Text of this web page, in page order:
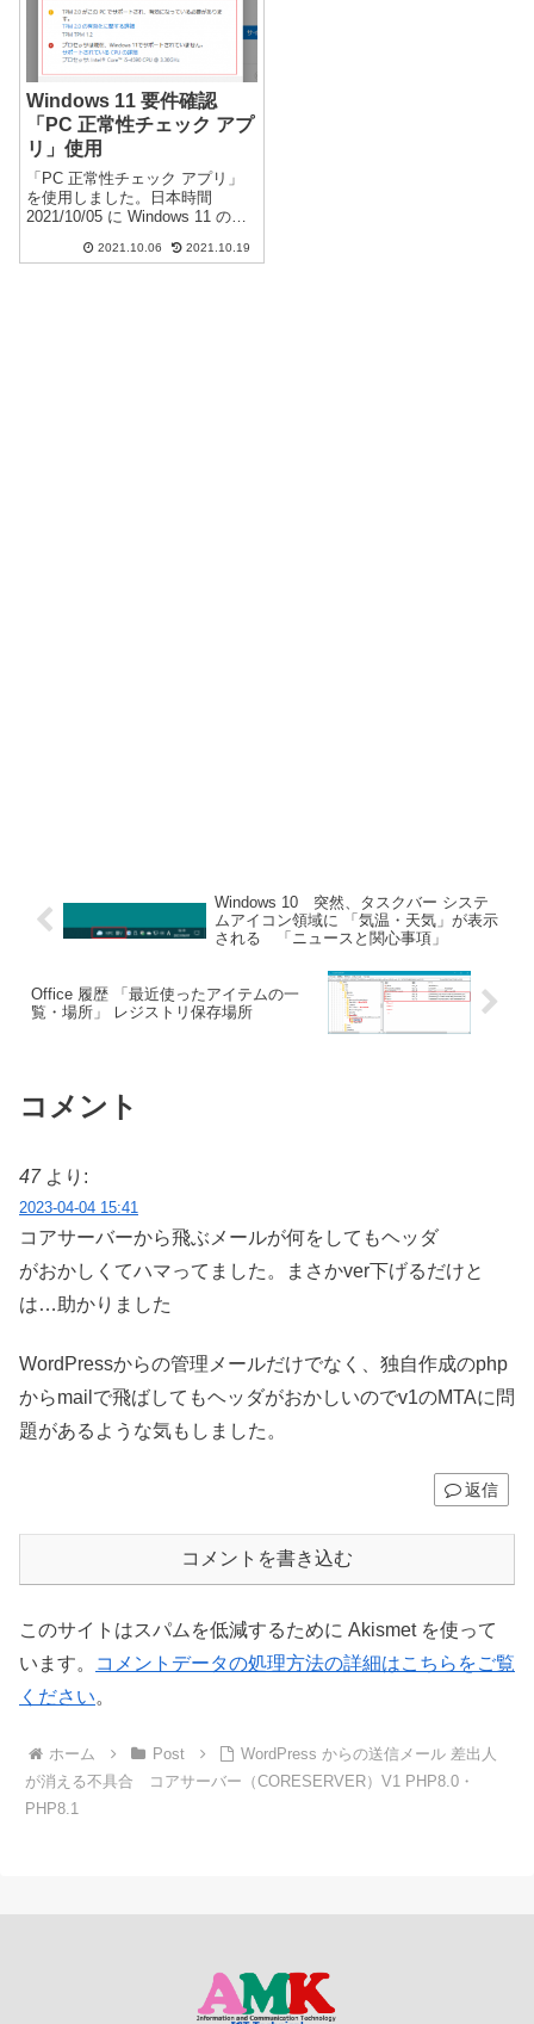
Windows 11 要件確認
「PC 正常性チェック アプ
リ」使用
「PC 正常性チェック アプリ」
を使用しました。日本時間
2021/10/05 に Windows 11 のイ
た。デバイスが Windows 11 の
2021.10.06 2021.10.19
Windows 10 突然、タスクバー システ
ムアイコン領域に 「気温・天気」が表示
される 「ニュースと関心事項」
Office 履歴 「最近使ったアイテムの一
覧・場所」 レジストリ保存場所
コメント
47 より:
2023-04-04 15:41
コアサーバーから飛ぶメールが何をしてもヘッダ
がおかしくてハマってました。まさかver下げるだけと
は…助かりました
WordPressからの管理メールだけでなく、独自作成のphp
からmailで飛ばしてもヘッダがおかしいのでv1のMTAに問
題があるような気もしました。
返信
コメントを書き込む
このサイトはスパムを低減するために Akismet を使って
います。
コメントデータの処理方法の詳細はこちらをご覧
ください。
ホーム Post
WordPress からの送信メール 差出人
が消える不具合 コアサーバー（CORESERVER）V1 PHP8.0・
PHP8.1